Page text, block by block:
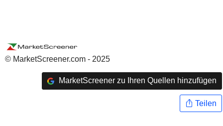
© MarketScreener.com - 2025
MarketScreener zu Ihren Quellen hinzufügen
Teilen